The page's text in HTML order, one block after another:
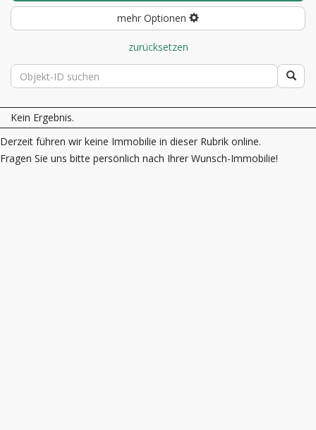
mehr Optionen
zurücksetzen
Kein Ergebnis.
Derzeit führen wir keine Immobilie in dieser Rubrik online.
Fragen Sie uns bitte persönlich nach Ihrer Wunsch-Immobilie!